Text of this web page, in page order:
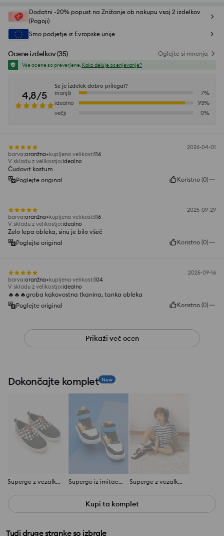
Dodatni -20% popust na Znižanje ob nakupu vsaj 2 izdelkov
(Pogoji)
Smo podjetje iz Evropske unije
Ocene izdelkov(35) Oglejte si mnenja
Vse ocene so preverjene.Kako deluje ocenjevanje?
4,8/5
Se je izdelek dobro prilegal?
manjši
7%
idealno
93%
večji
0%
2026-04-01
barva:oranžna kupljena velikost:116
V skladu z velikostjo:idealno
Čudovit kostum
Poglejte original
Koristno (0)
2025-09-29
barva:oranžna kupljena velikost:116
V skladu z velikostjo:idealno
Zelo lepa obleka, sinu je bilo všeč
Poglejte original
Koristno (0)
2025-09-16
barva:oranžna kupljena velikost:104
V skladu z velikostjo:idealno
🔥🔥🔥groba kakovostna tkanina, tanka obleka
Poglejte original
Koristno (0)
Prikaži več ocen
Dokončajte komplet New
Superge z vezalkami Superge iz imitacije usnja Superge z vezalkami
Kupi ta komplet
Tudi druge stranke so izbrale